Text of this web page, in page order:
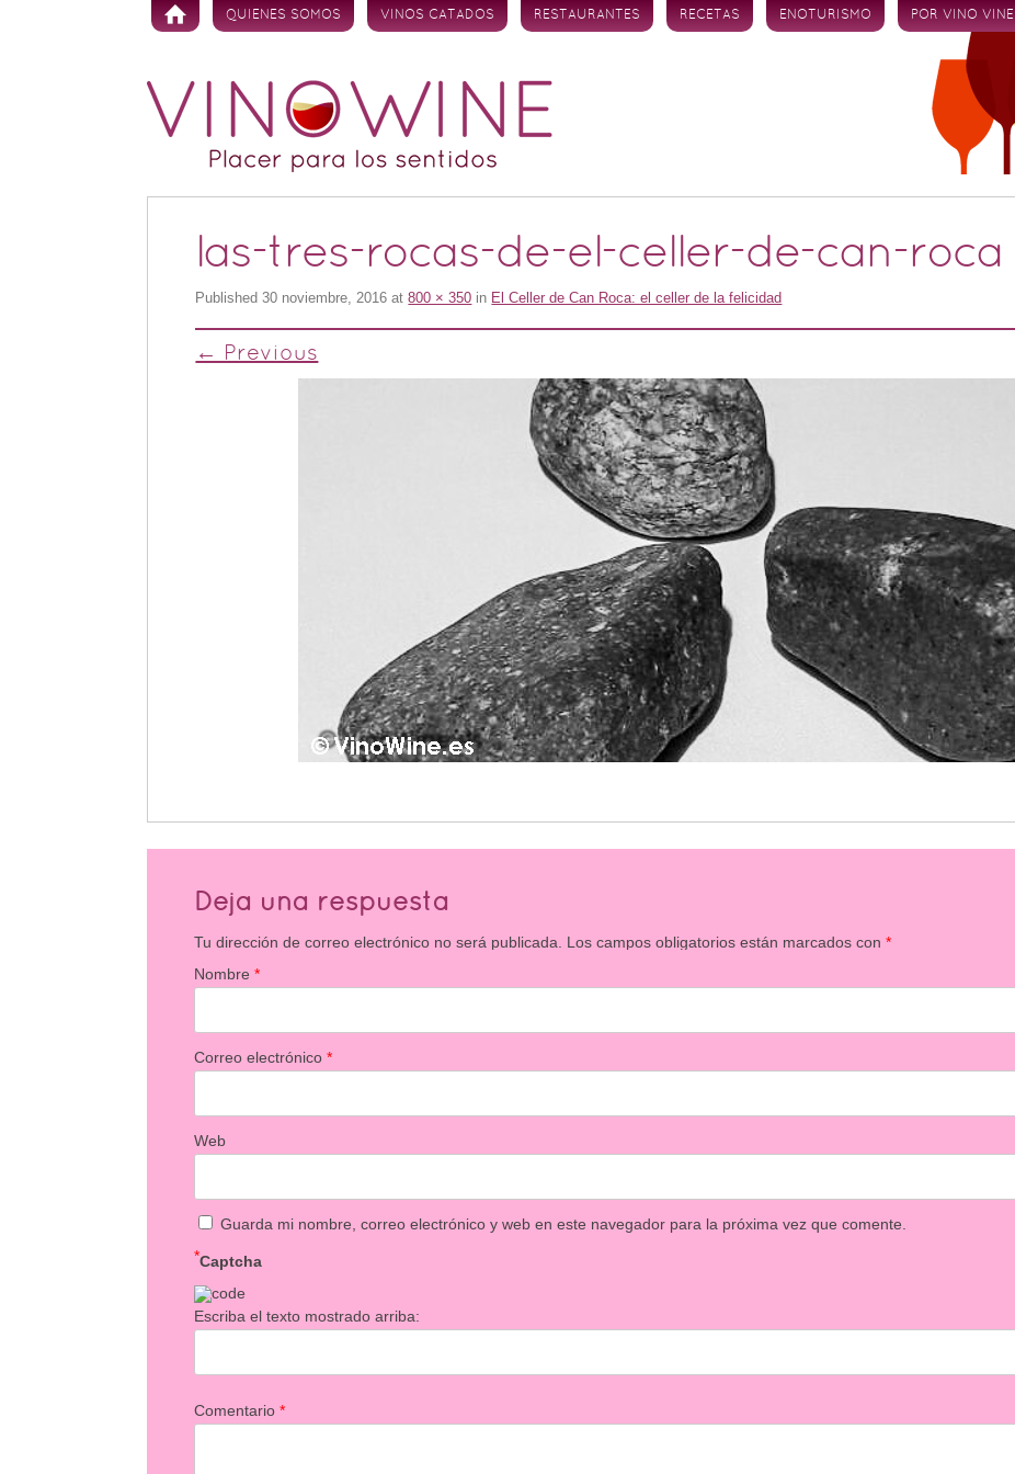
Skip to content
QUIENES SOMOS VINOS CATADOS RESTAURANTES RECETAS ENOTURISMO POR VINO VINE
las-tres-rocas-de-el-celler-de-can-roca
Published30 noviembre, 2016 at800 × 350 in El Celler de Can Roca: el celler de la felicidad
← Previous
Deja una respuesta
Tu dirección de correo electrónico no será publicada. Los campos obligatorios están marcados con*
Nombre*
Correo electrónico*
Web
Guarda mi nombre, correo electrónico y web en este navegador para la próxima vez que comente.
Captcha
*
Escriba el texto mostrado arriba:
Comentario*